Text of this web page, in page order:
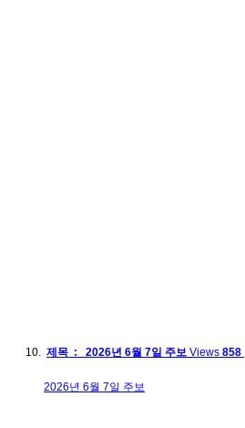
제목 : 2026년 6월 7일 주보 Views 858
2026년 6월 7일 주보